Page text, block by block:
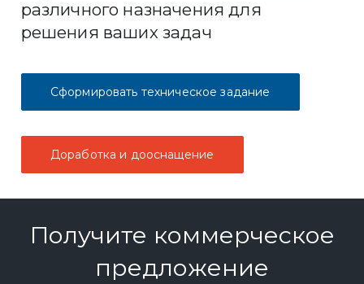
различного назначения для
решения ваших задач
Сформировать техническое задание
Доработка и дооснащение
Получите коммерческое
предложение